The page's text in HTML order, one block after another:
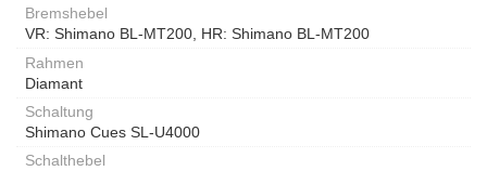
Bremshebel
VR: Shimano BL-MT200, HR: Shimano BL-MT200
Rahmen
Diamant
Schaltung
Shimano Cues SL-U4000
Schalthebel